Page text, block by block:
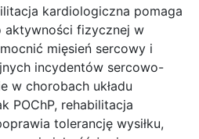
kardiologiczna pomaga
aktywności fizycznej w
mięsień sercowy i
incydentów sercowo-
w chorobach układu
POChP, rehabilitacja
tolerancję wysiłku,